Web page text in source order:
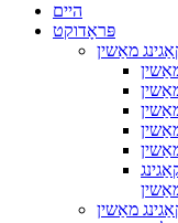
היים
פּראָדוקט
מאַשין
מאַשין